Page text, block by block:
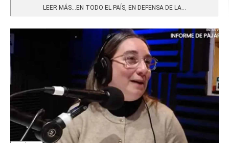
LEER MÁS…EN TODO EL PAÍS, EN DEFENSA DE LA...